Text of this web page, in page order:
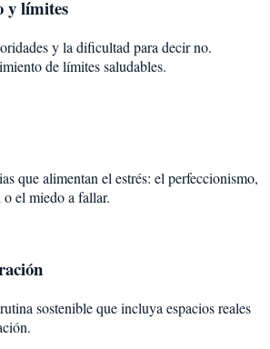
y límites
y la dificultad para decir no.
de límites saludables.
que alimentan el estrés: el perfeccionismo,
el miedo a fallar.
sostenible que incluya espacios reales